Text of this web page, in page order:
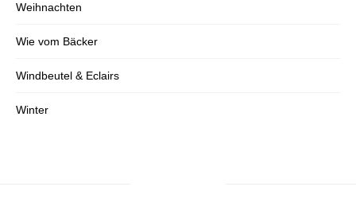
Weihnachten
Wie vom Bäcker
Windbeutel & Eclairs
Winter